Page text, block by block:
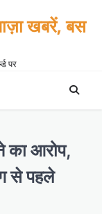
खबरें, बस
पर
का आरोप,
से पहले